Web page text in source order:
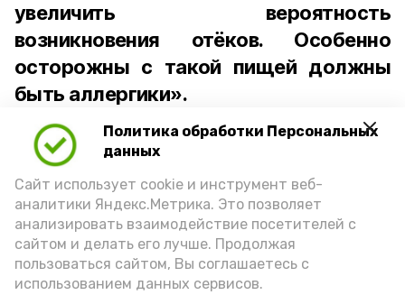
Политика обработки Персональных
данных
Сайт использует cookie и инструмент веб-
аналитики Яндекс.Метрика. Это позволяет
анализировать взаимодействие посетителей с
сайтом и делать его лучше. Продолжая
пользоваться сайтом, Вы соглашаетесь с
использованием данных сервисов.
увеличить вероятность
возникновения отёков. Особенно
осторожны с такой пищей должны
быть аллергики».
Для взрослого человека безопасной
порцией икры считается 30-50 граммов
(2-3 ложки). При этом следует обратить
внимание на хлеб, с которым она
подаётся: лучше выбирать
цельнозерновой, с мукой грубого
помола. Есть икру следует в первой